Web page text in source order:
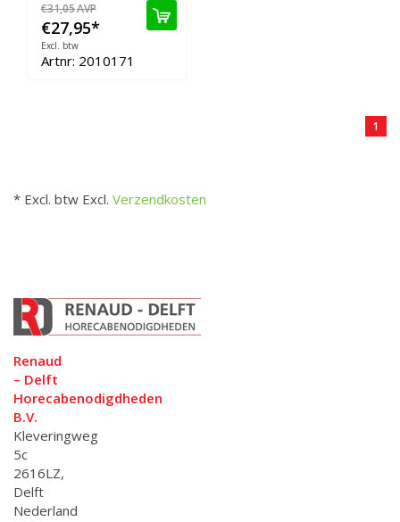
€31,05AVP
€27,95*
Excl. btw
Artnr: 2010171
1
* Excl. btw Excl. Verzendkosten
Renaud
– Delft
Horecabenodigdheden
B.V.
Kleveringweg
5c
2616LZ,
Delft
Nederland